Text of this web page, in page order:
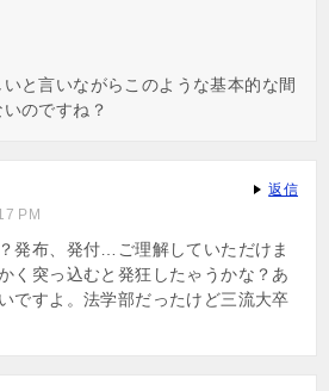
と言いながらこのような基本的な間
のですね？
PM
発布、発付…ご理解していただけま
く突っ込むと発狂したゃうかな？あ
ですよ。法学部だったけど三流大卒
返信